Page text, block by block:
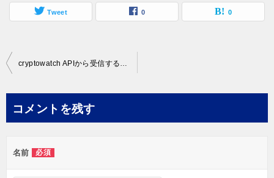
Tweet 0 0
投
ビ
ー
コメントを残す
名前 必須